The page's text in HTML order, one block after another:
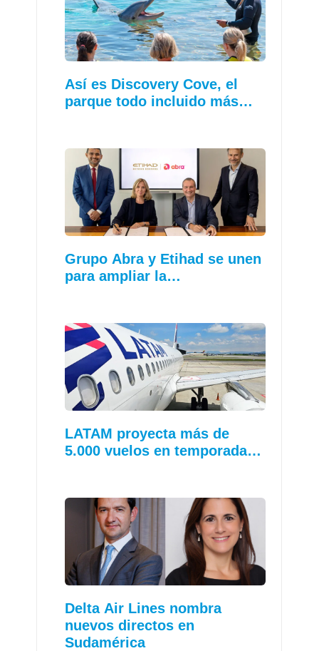
Así es Discovery Cove, el
parque todo incluido más…
Grupo Abra y Etihad se unen
para ampliar la…
LATAM proyecta más de
5.000 vuelos en temporada…
Delta Air Lines nombra
nuevos directos en
Sudamérica